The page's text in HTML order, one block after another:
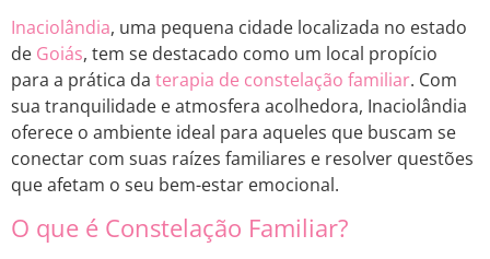
Inaciolândia, uma pequena cidade localizada no estado
de Goiás, tem se destacado como um local propício
para a prática da terapia de constelação familiar. Com
sua tranquilidade e atmosfera acolhedora, Inaciolândia
oferece o ambiente ideal para aqueles que buscam se
conectar com suas raízes familiares e resolver questões
que afetam o seu bem-estar emocional.
O que é Constelação Familiar?